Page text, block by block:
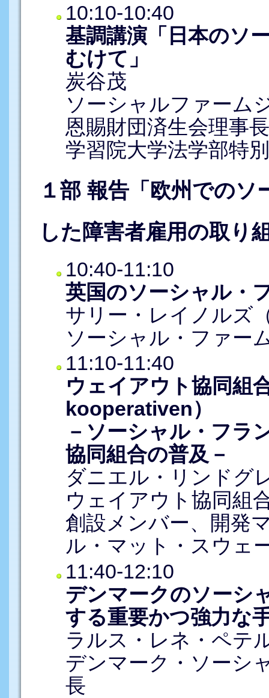
10:10-10:40
基調講演「日本のソ
むけて」
炭谷茂
ソーシャルファーム
恩賜財団済生会理事長
学習院大学法学部特
１部 報告「欧州での
した障害者雇用の取り
10:40-11:10
英国のソーシャル・
サリー・レイノルズ
ソーシャル・ファー
11:10-11:40
ウェイアウト協同組
kooperativen）
－ソーシャル・フラ
協同組合の普及－
ダニエル・リンドグ
ウェイアウト協同組
創設メンバー、開発
ル・マット・スウ
11:40-12:10
デンマークのソーシ
する重要かつ強力な
ラルス・レネ・ペテ
デンマーク・ソーシ
長